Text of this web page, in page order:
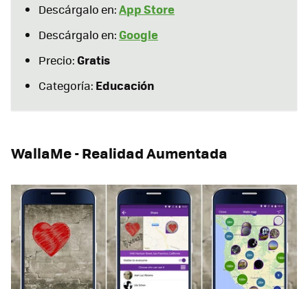
Descárgalo en:App Store
Descárgalo en: Google
Precio:Gratis
Categoría: Educación
WallaMe - Realidad Aumentada